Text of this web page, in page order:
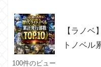
【ラノベ
トノベル
100件のビュー